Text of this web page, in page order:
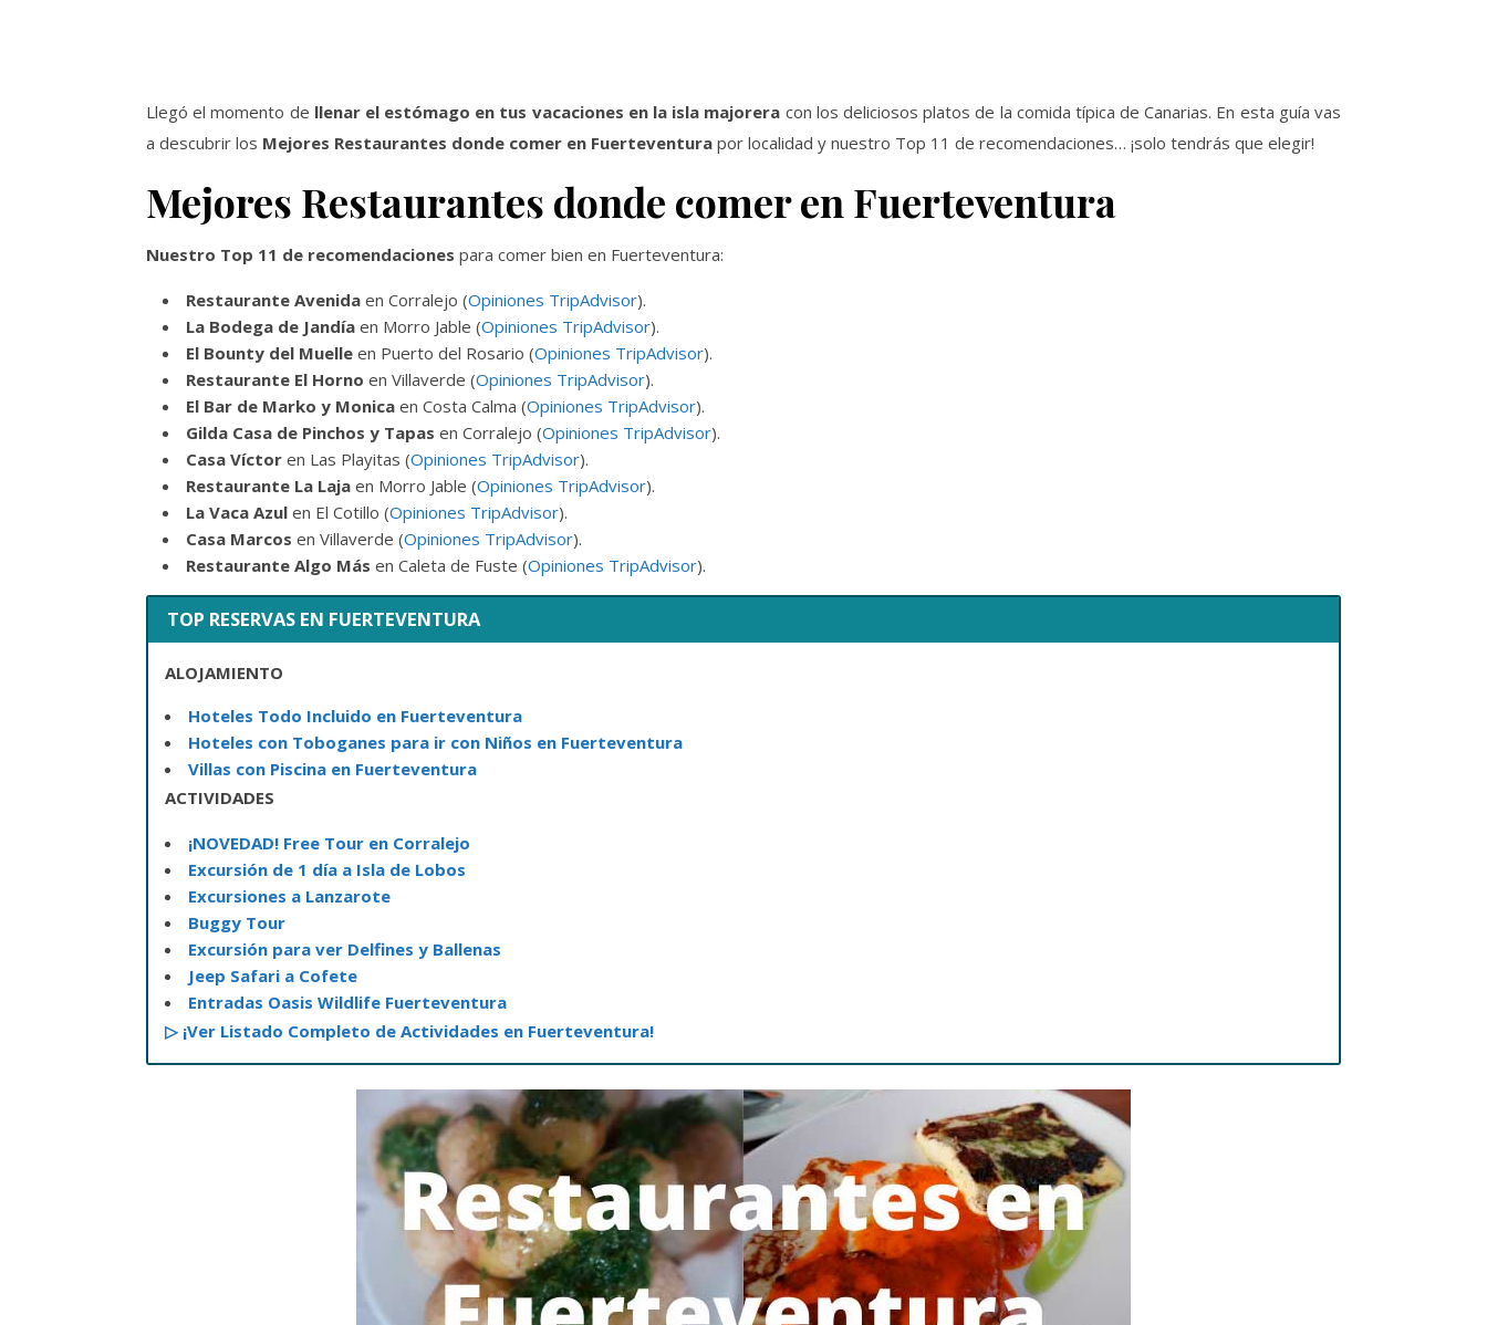
Llegó el momento de llenar el estómago en tus vacaciones en la isla majorera con los deliciosos platos de la comida típica de Canarias. En esta guía vas
a descubrir los Mejores Restaurantes donde comer en Fuerteventura por localidad y nuestro Top 11 de recomendaciones… ¡solo tendrás que elegir!
Mejores Restaurantes donde comer en Fuerteventura
Nuestro Top 11 de recomendaciones para comer bien en Fuerteventura:
Restaurante Avenida en Corralejo (Opiniones TripAdvisor).
La Bodega de Jandía en Morro Jable (Opiniones TripAdvisor).
El Bounty del Muelle en Puerto del Rosario (Opiniones TripAdvisor).
Restaurante El Horno en Villaverde (Opiniones TripAdvisor).
El Bar de Marko y Monica en Costa Calma (Opiniones TripAdvisor).
Gilda Casa de Pinchos y Tapas en Corralejo (Opiniones TripAdvisor).
Casa Víctor en Las Playitas (Opiniones TripAdvisor).
Restaurante La Laja en Morro Jable (Opiniones TripAdvisor).
La Vaca Azul en El Cotillo (Opiniones TripAdvisor).
Casa Marcos en Villaverde (Opiniones TripAdvisor).
Restaurante Algo Más en Caleta de Fuste (Opiniones TripAdvisor).
TOP RESERVAS EN FUERTEVENTURA
ALOJAMIENTO
Hoteles Todo Incluido en Fuerteventura
Hoteles con Toboganes para ir con Niños en Fuerteventura
Villas con Piscina en Fuerteventura
ACTIVIDADES
¡NOVEDAD! Free Tour en Corralejo
Excursión de 1 día a Isla de Lobos
Excursiones a Lanzarote
Buggy Tour
Excursión para ver Delfines y Ballenas
Jeep Safari a Cofete
Entradas Oasis Wildlife Fuerteventura
▷ ¡Ver Listado Completo de Actividades en Fuerteventura!